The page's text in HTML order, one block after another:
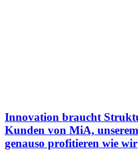
Innovation braucht
Kunden von MiA,
genauso profitieren wie wir